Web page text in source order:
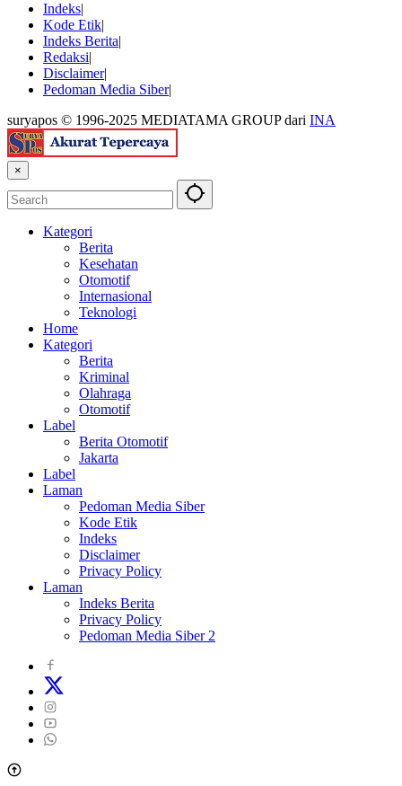
Indeks
Kode Etik
Indeks Berita
Redaksi
Disclaimer
Pedoman Media Siber
suryapos © 1996-2025 MEDIATAMA GROUP dari INA
×
Kategori
Berita
Kesehatan
Otomotif
Internasional
Teknologi
Home
Kategori
Berita
Kriminal
Olahraga
Otomotif
Label
Berita Otomotif
Jakarta
Label
Laman
Pedoman Media Siber
Kode Etik
Indeks
Disclaimer
Privacy Policy
Laman
Indeks Berita
Privacy Policy
Pedoman Media Siber 2